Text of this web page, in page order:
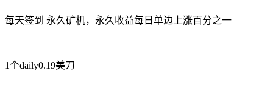
每天签到 永久矿机，永久收益每日单边上涨百分之一
1个daily0.19美刀